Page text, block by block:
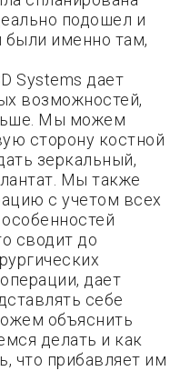
подошел и
были именно там,
Systems дает
возможностей,
Мы можем
сторону костной
зеркальный,
Мы также
с учетом всех
сводит до
дает
себе
объяснить
делать и как
что прибавляет им